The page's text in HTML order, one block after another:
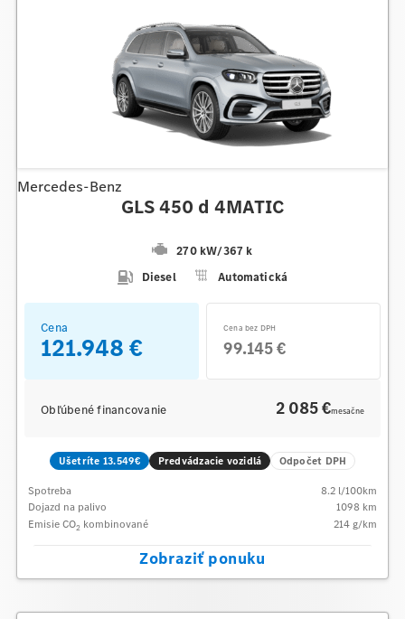
Mercedes-Benz
GLS 450 d 4MATIC
270 kW/367 k
Diesel
Automatická
Cena
121.948 €
Cena bez DPH
99.145 €
Obľúbené financovanie 2 085 €mesačne
Ušetríte 13.549€ Predvádzacie vozidlá Odpočet DPH
Spotreba 8.2 l/100km
Dojazd na palivo
1098 km
Emisie CO2 kombinované 214 g/km
Zobraziť ponuku